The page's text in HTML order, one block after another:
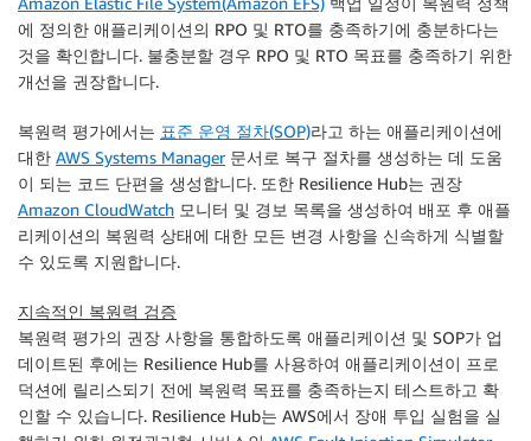
에 정의한 애플리케이션의 RPO 및 RTO를 충족하기에 충분하다는
것을 확인합니다. 불충분할 경우 RPO 및 RTO 목표를 충족하기 위한
개선을 권장합니다.
복원력 평가에서는 표준 운영 절차(SOP)라고 하는 애플리케이션에
대한 AWS Systems Manager문서로 복구 절차를 생성하는 데 도움
이 되는 코드 단편을 생성합니다. 또한 Resilience Hub는 권장
Amazon CloudWatch 모니터 및 경보 목록을 생성하여 배포 후 애플
리케이션의 복원력 상태에 대한 모든 변경 사항을 신속하게 식별할
수 있도록 지원합니다.
지속적인 복원력 검증
복원력 평가의 권장 사항을 통합하도록 애플리케이션 및 SOP가 업
데이트된 후에는 Resilience Hub를 사용하여 애플리케이션이 프로
덕션에 릴리스되기 전에 복원력 목표를 충족하는지 테스트하고 확
인할 수 있습니다. Resilience Hub는 AWS에서 장애 투입 실험을 실